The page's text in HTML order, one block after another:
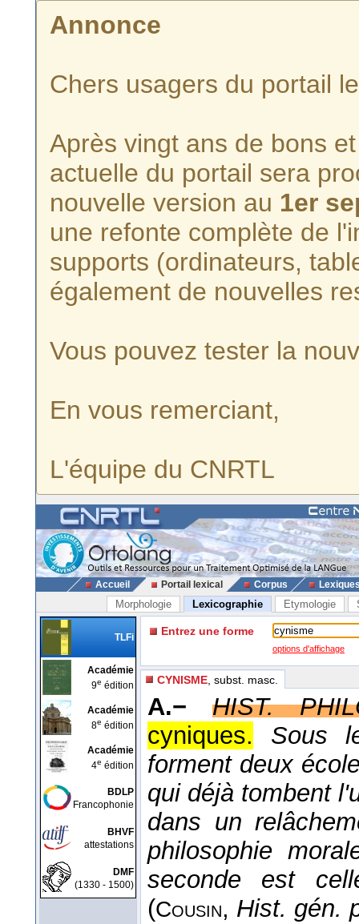
Annonce
Chers usagers du portail
Après vingt ans de bons
actuelle du portail sera
nouvelle version au 1er
une refonte complète de
supports (ordinateurs,
également de nouvelles
Vous pouvez tester la
En vous remerciant,
L'équipe du CNRTL
Accueil Portail lexical Corpus
Morphologie Lexicographie Etymologie
TLFi
Académie
9e édition
Académie
8e édition
Académie
4e édition
BDLP
Francophonie
BHVF
attestations
DMF
(1330 - 1500)
Entrez une forme
options d'affichage
CYNISME , subst. masc.
A.−
HIST.
cyniques.
Sous
forment deux
qui déjà tombent
dans un
philosophie
seconde est
(Cousin, Hist. gén.